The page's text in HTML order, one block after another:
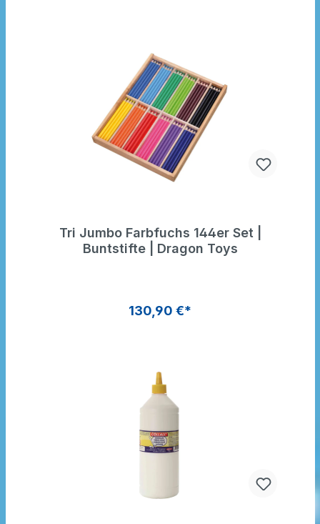
Tri Jumbo Farbfuchs 144er Set |
Buntstifte | Dragon Toys
130,90 €*